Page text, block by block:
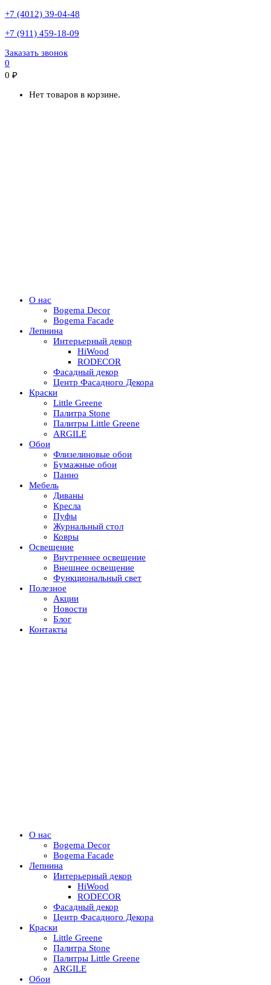
+7 (4012) 39-04-48
+7 (911) 459-18-09
Заказать звонок
0
0 ₽
Нет товаров в корзине.
О нас
Bogema Decor
Bogema Facade
Лепнина
Интерьерный декор
HiWood
RODECOR
Фасадный декор
Центр Фасадного Декора
Краски
Little Greene
Палитра Stone
Палитры Little Greene
ARGILE
Обои
Флизелиновые обои
Бумажные обои
Панно
Мебель
Диваны
Кресла
Пуфы
Журнальный стол
Ковры
Освещение
Внутреннее освещение
Внешнее освещение
Функциональный свет
Полезное
Акции
Новости
Блог
Контакты
О нас
Bogema Decor
Bogema Facade
Лепнина
Интерьерный декор
HiWood
RODECOR
Фасадный декор
Центр Фасадного Декора
Краски
Little Greene
Палитра Stone
Палитры Little Greene
ARGILE
Обои